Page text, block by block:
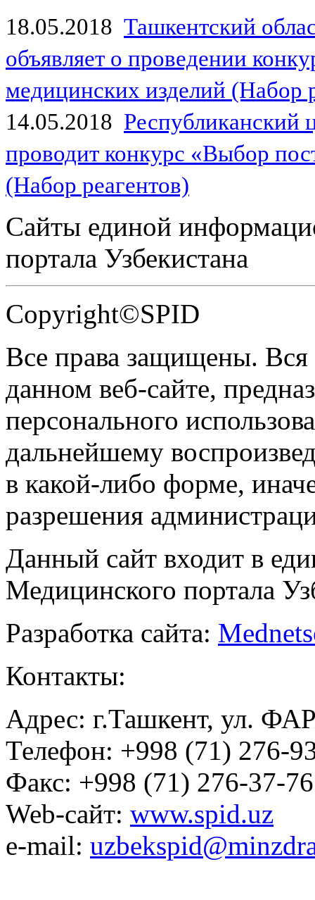
18.05.2018 Ташкентский
объявляет о проведении
медицинских изделий (Набор
14.05.2018
проводит конкурс «Выбор
(Набор реагентов)
Сайты единой
портала Узбекистана
Copyright©SPID
Все права защищены.
данном веб-сайте,
персонального
дальнейшему
в какой-либо форме,
разрешения
Данный сайт входит в
Медицинского портала
Разработка сайта:
Контакты:
Адрес: г.Ташкент, ул.
Телефон: +998 (71) 276-
Факс: +998 (71) 276-37-76
Web-сайт: www.spid.uz
e-mail: